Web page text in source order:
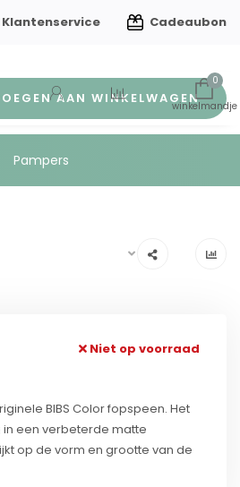
Klantenservice Cadeaubon
0
Pampers
AAN WINKELWAGEN
Niet op voorraad
BIBS Color fopspeen. Het
een verbeterde matte
op de vorm en grootte van de